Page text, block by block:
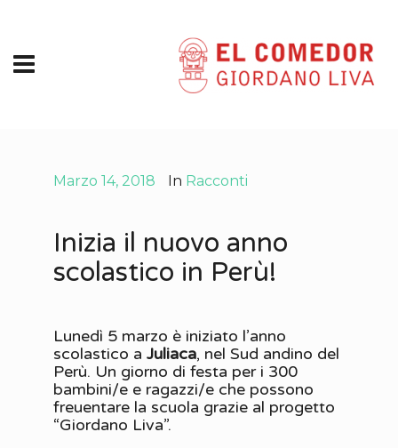
Marzo 14, 2018 In Racconti
Inizia il nuovo anno
scolastico in Perù!
Lunedì 5 marzo è iniziato l’anno
scolastico a Juliaca, nel Sud andino del
Perù. Un giorno di festa per i 300
bambini/e e ragazzi/e che possono
freuentare la scuola grazie al progetto
“Giordano Liva”.